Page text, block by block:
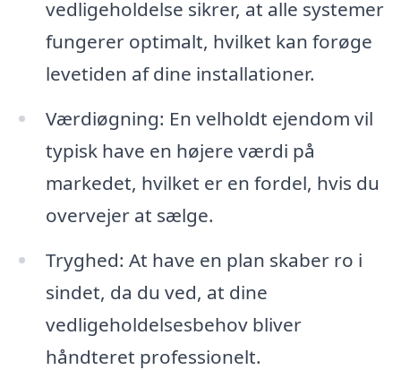
vedligeholdelse sikrer, at alle systemer
fungerer optimalt, hvilket kan forøge
levetiden af dine installationer.
Værdiøgning: En velholdt ejendom vil
typisk have en højere værdi på
markedet, hvilket er en fordel, hvis du
overvejer at sælge.
Tryghed: At have en plan skaber ro i
sindet, da du ved, at dine
vedligeholdelsesbehov bliver
håndteret professionelt.